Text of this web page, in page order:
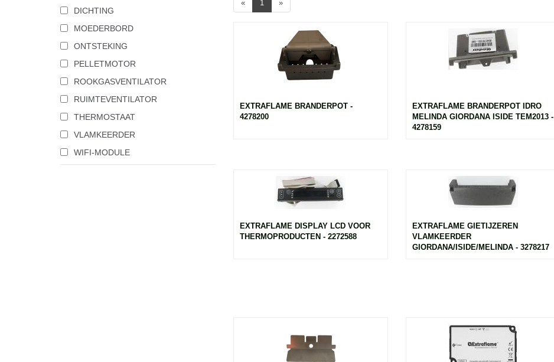
DICHTING
MOEDERBORD
ONTSTEKING
PELLETMOTOR
ROOKGASVENTILATOR
RUIMTEVENTILATOR
THERMOSTAAT
VLAMKEERDER
WIFI-MODULE
« 1 »
EXTRAFLAME BRANDERPOT -
4278200
EXTRAFLAME BRANDERPOT IDRO
MELINDA GIORDANA ISIDE TEM2013 -
4278159
EXTRAFLAME DISPLAY LCD VOOR
THERMOPRODUCTEN - 2272588
EXTRAFLAME GIETIJZEREN
VLAMKEERDER
GIORDANA/ISIDE/MELINDA - 3278217